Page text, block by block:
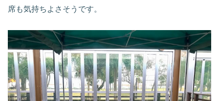
席も気持ちよさそうです。